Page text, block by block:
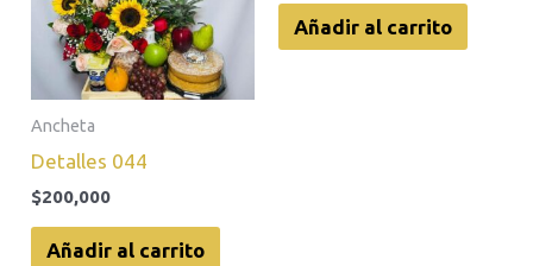
Ancheta
Detalles 044
$200,000
Añadir al carrito
Añadir al carrito